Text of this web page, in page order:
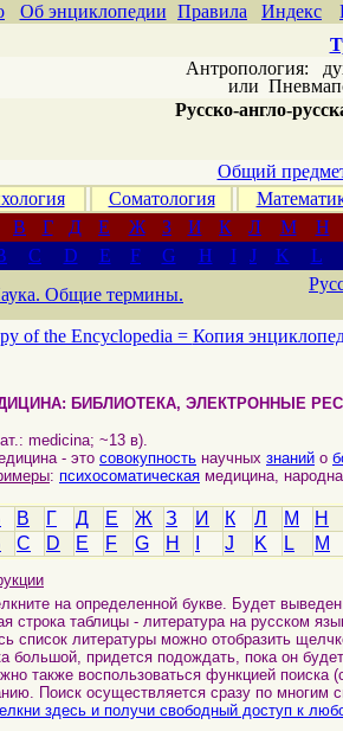
Об энциклопедии Правила Индекс
Антропология:
или
Русско-англо-
Общий
Соматология
В Г Д Е Ж З И К Л М
Н
C D E F G H I J K
L
Общие термины.
of the Encyclopedia = Копия
БИБЛИОТЕКА, ЭЛЕКТРОННЫЕ
medicina; ~13 в).
- это совокупность научных знаний о
: психосоматическая медицина,
В Г Д Е Ж З И К Л М
Н
C D E F G H J K L M
на определенной букве. Будет
строка таблицы - литература на русском
список литературы можно отобразить
большой, придется подождать, пока он
также воспользоваться функцией поиска
Поиск осуществляется сразу по многим
здесь и получи свободный доступ к